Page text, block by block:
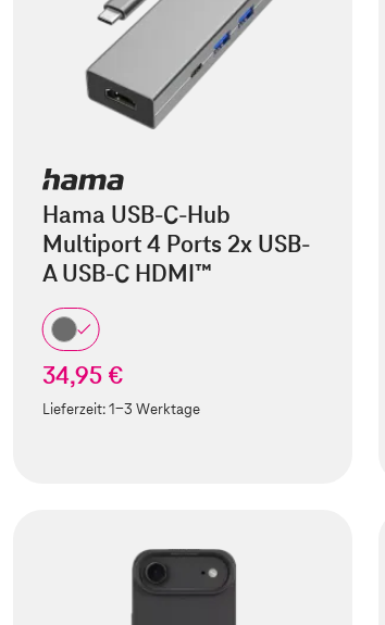
Hama USB-C-Hub
Multiport 4 Ports 2x USB-
A USB-C HDMI™
34,95 €
Lieferzeit:1-3 Werktage